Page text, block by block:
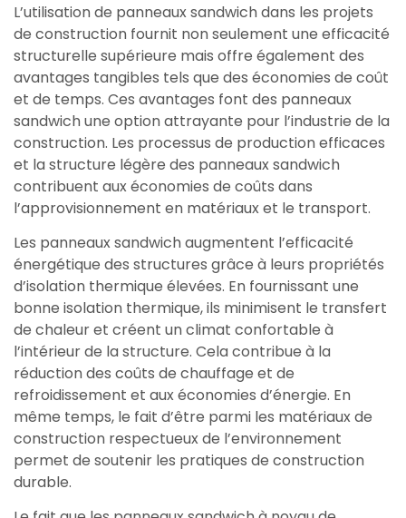
L’utilisation de panneaux sandwich dans les projets
de construction fournit non seulement une efficacité
structurelle supérieure mais offre également des
avantages tangibles tels que des économies de coût
et de temps. Ces avantages font des panneaux
sandwich une option attrayante pour l’industrie de la
construction. Les processus de production efficaces
et la structure légère des panneaux sandwich
contribuent aux économies de coûts dans
l’approvisionnement en matériaux et le transport.
Les panneaux sandwich augmentent l’efficacité
énergétique des structures grâce à leurs propriétés
d’isolation thermique élevées. En fournissant une
bonne isolation thermique, ils minimisent le transfert
de chaleur et créent un climat confortable à
l’intérieur de la structure. Cela contribue à la
réduction des coûts de chauffage et de
refroidissement et aux économies d’énergie. En
même temps, le fait d’être parmi les matériaux de
construction respectueux de l’environnement
permet de soutenir les pratiques de construction
durable.